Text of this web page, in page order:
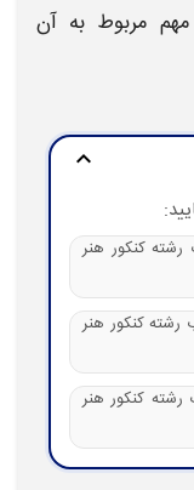
مربوط به آن
expand_more
انتخاب رشته کنکور هنر
انتخاب رشته کنکور هنر
انتخاب رشته کنکور هنر